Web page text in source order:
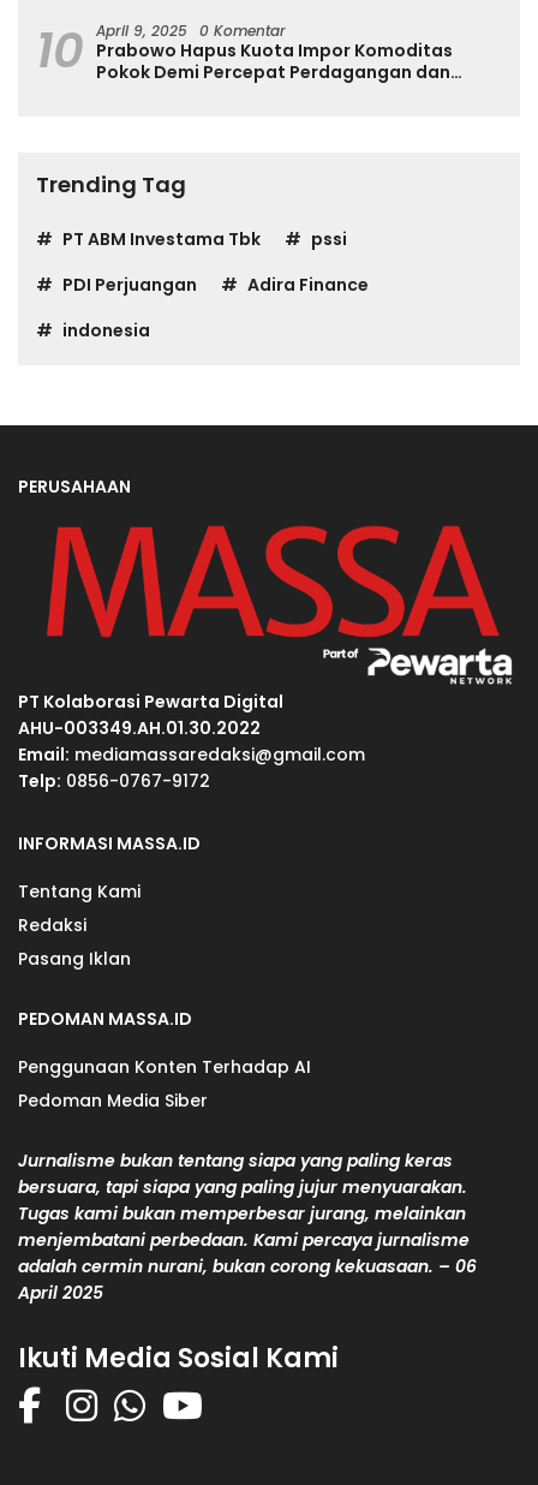
10 April 9, 2025 0 Komentar
Prabowo Hapus Kuota Impor Komoditas
Pokok Demi Percepat Perdagangan dan
Trending Tag
PT ABM Investama Tbk
pssi
PDI Perjuangan
Adira Finance
indonesia
PERUSAHAAN
PT Kolaborasi Pewarta Digital
AHU-003349.AH.01.30.2022
Email: mediamassaredaksi@gmail.com
Telp: 0856-0767-9172
INFORMASI MASSA.ID
Tentang Kami
Redaksi
Pasang Iklan
PEDOMAN MASSA.ID
Penggunaan Konten Terhadap AI
Pedoman Media Siber
Jurnalisme bukan tentang siapa yang paling keras
bersuara, tapi siapa yang paling jujur menyuarakan.
Tugas kami bukan memperbesar jurang, melainkan
menjembatani perbedaan. Kami percaya jurnalisme
adalah cermin nurani, bukan corong kekuasaan. – 06
April 2025
Ikuti Media Sosial Kami